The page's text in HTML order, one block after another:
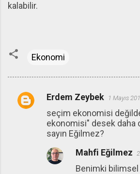
kalabilir.
Ekonomi
Y
Erdem Zeybek 1 Mayıs
seçim ekonomisi
ekonomisi" desek daha
sayın Eğilmez?
Mahfi Eğilmez
Benimki bilimsel